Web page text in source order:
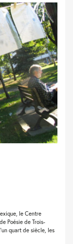
le Centre
Poésie de Trois-
quart de siècle, les